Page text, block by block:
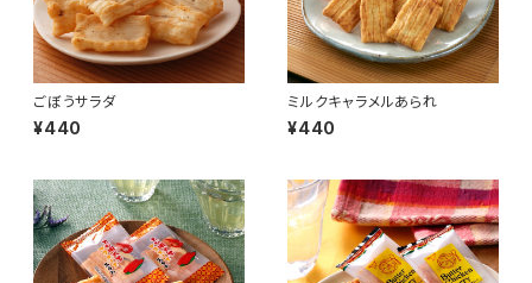
ごぼうサラダ
¥440
ミルクキャラメルあられ
¥440